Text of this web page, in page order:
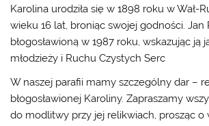
Karolina urodziła się w 1898 roku w Wał-
wieku 16 lat, broniąc swojej godności. Jan
błogosławioną w 1987 roku, wskazując ją
młodzieży i Ruchu Czystych Serc
W naszej parafii mamy szczególny dar –
błogosławionej Karoliny. Zapraszamy
do modlitwy przy jej relikwiach, prosząc